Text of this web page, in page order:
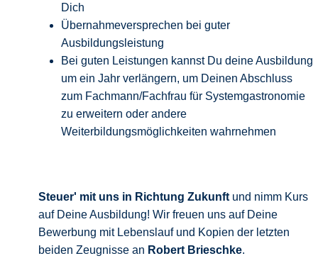
Dich
Übernahmeversprechen bei guter
Ausbildungsleistung
Bei guten Leistungen kannst Du deine Ausbildung
um ein Jahr verlängern, um Deinen Abschluss
zum Fachmann/Fachfrau für Systemgastronomie
zu erweitern oder andere
Weiterbildungsmöglichkeiten wahrnehmen
Steuer' mit uns in Richtung Zukunft und nimm Kurs
auf Deine Ausbildung! Wir freuen uns auf Deine
Bewerbung mit Lebenslauf und Kopien der letzten
beiden Zeugnisse an Robert Brieschke.